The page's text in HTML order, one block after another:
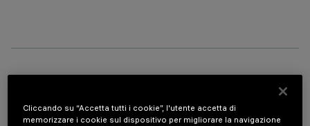
Cliccando su “Accetta tutti i cookie”, l'utente accetta di
memorizzare i cookie sul dispositivo per migliorare la navigazione